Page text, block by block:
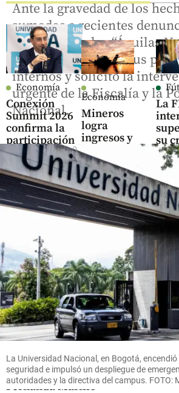
Economía
Conexión
Summit 2026
confirma la
participación
del
vicepresidente
electo José
Manuel
Restrepo en el
evento
Economía
Mineros
logra
ingresos y
utilidades
récord en
el primer
semestre
de 2026
share
La
su
con
y
share
Deportes
alto a dueña de las
vallas: María
Fernanda Murillo
Ante la gravedad de los
sumados a recientes
amenazas de las “Águilas
institución reforzó sus
internos y solicitó la
urgente de la Fiscalía y la
Nacional.
La Universidad Nacional, en Bogotá,
seguridad e impulsó un despliegue de
autoridades y la directiva del campus. FOTO: